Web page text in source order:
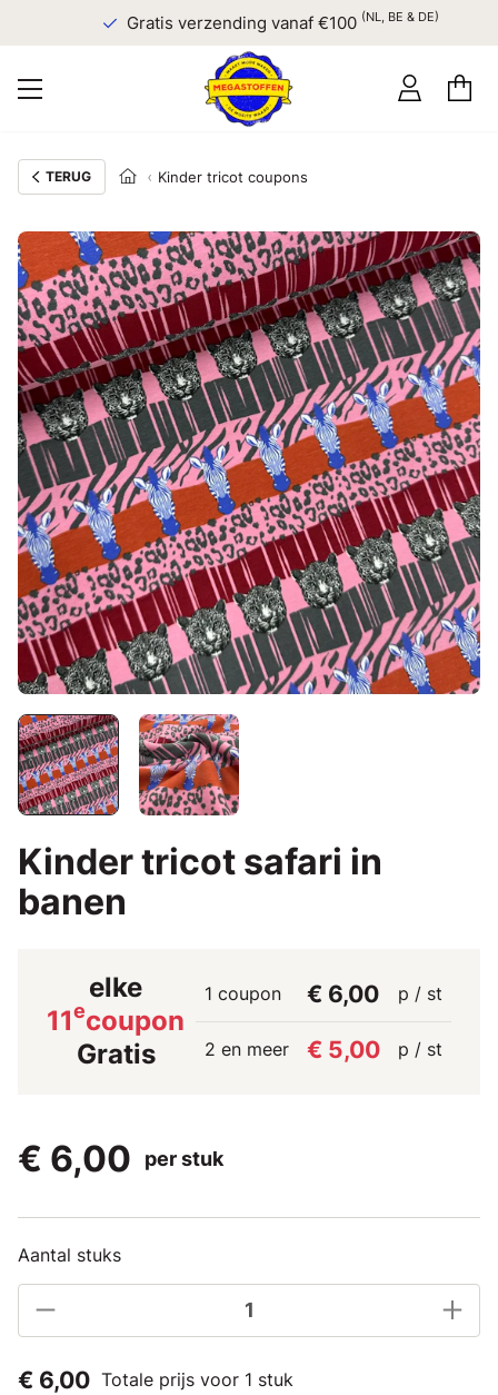
Gratis verzending vanaf €100(NL, BE & DE)
TERUG Kinder tricot coupons
Kinder tricot safari in
banen
elke
11ecoupon
Gratis
1 coupon € 6,00 p / st
2 en meer € 5,00 p / st
€ 6,00 per stuk
Aantal stuks
€ 6,00 Totale prijs voor 1 stuk